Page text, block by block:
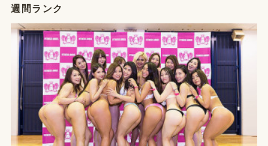
週間ランク